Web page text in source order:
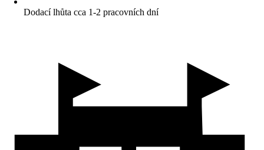
Dodací lhůta cca 1-2 pracovních dní